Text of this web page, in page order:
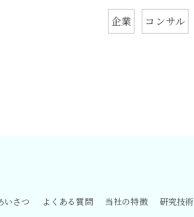
企業 コンサル
いさつ よくある質問 当社の特徴 研究技術